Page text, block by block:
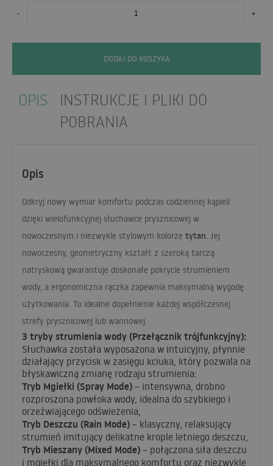
- +
DODAJ DO KOSZYKA
OPIS
INSTRUKCJE I PLIKI DO
POBRANIA
Opis
Odkryj nowy wymiar komfortu podczas codziennej kąpieli
dzięki wielofunkcyjnej słuchawce prysznicowej w
nowoczesnym i niezwykle stylowym kolorze tytan. Jej
nowoczesny, geometryczny kształt z szeroką tarczą
natryskową gwarantuje doskonałe pokrycie strumieniem
wody, a ergonomiczna rączka zapewnia maksymalną wygodę
użytkowania. To idealne dopełnienie każdej współczesnej
strefy prysznicowej lub wannowej.
3 tryby strumienia wody (Przełącznik trójfunkcyjny):
Słuchawka została wyposażona w intuicyjny, płynnie
działający przycisk w zasięgu kciuka, który pozwala na
błyskawiczną zmianę rodzaju strumienia:
Tryb Mgiełki (Spray Mode) – intensywna, drobno
rozproszona powłoka wody, idealna do szybkiego i
orzeźwiającego odświeżenia,
Tryb Deszczu (Rain Mode) – klasyczny, relaksujący
strumień imitujący delikatne krople letniego deszczu,
Tryb Mieszany (Mixed Mode) – połączona siła deszczu
i mgiełki dla maksymalnego komfortu oraz niezwykle